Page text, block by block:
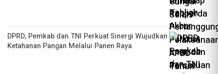
DPRD, Pemkab dan TNI Perkuat Sinergi Wujudkan
Ketahanan Pangan Melalui Panen Raya